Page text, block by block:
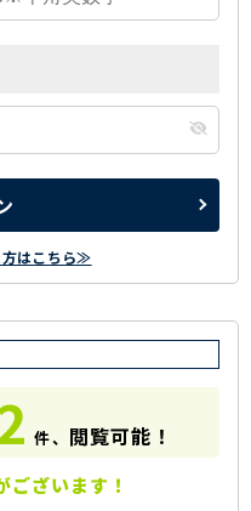
方はこちら≫
件、 閲覧可能！
ざいます！